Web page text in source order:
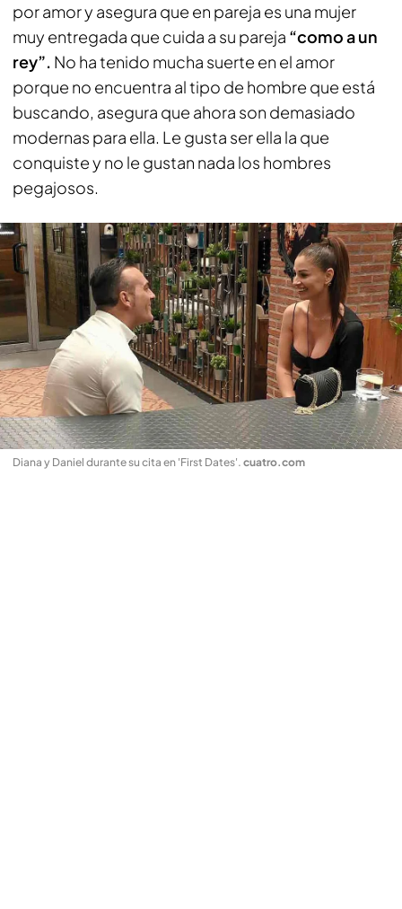
por amor y asegura que en pareja es una mujer
muy entregada que cuida a su pareja “como a un
rey”. No ha tenido mucha suerte en el amor
porque no encuentra al tipo de hombre que está
buscando, asegura que ahora son demasiado
modernas para ella. Le gusta ser ella la que
conquiste y no le gustan nada los hombres
pegajosos.
Diana y Daniel durante su cita en 'First Dates'. cuatro.com